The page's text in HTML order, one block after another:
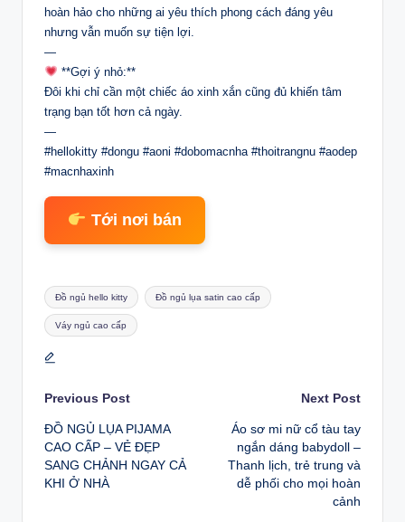
hoàn hảo cho những ai yêu thích phong cách đáng yêu
nhưng vẫn muốn sự tiện lợi.
—
**Gợi ý nhỏ:**
Đôi khi chỉ cần một chiếc áo xinh xắn cũng đủ khiến tâm
trạng bạn tốt hơn cả ngày.
—
#hellokitty #dongu #aoni #dobomacnha #thoitrangnu #aodep
#macnhaxinh
Tới nơi bán
Tags:
Đồ ngủ hello kitty Đồ ngủ lụa satin cao cấp
Váy ngủ cao cấp
Post
navigation
Previous Post
ĐỒ NGỦ LỤA PIJAMA
CAO CẤP – VẺ ĐẸP
SANG CHẢNH NGAY CẢ
KHI Ở NHÀ
Next Post
Áo sơ mi nữ cổ tàu tay
ngắn dáng babydoll –
Thanh lịch, trẻ trung và
dễ phối cho mọi hoàn
cảnh